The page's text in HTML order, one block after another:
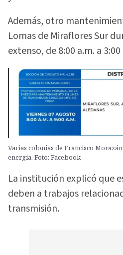
Además, otro
Lomas de Miraflores Sur
extenso, de 8:00 a.m. a
Varias colonias de Francisco
energía. Foto: Facebook
La institución explicó que
deben a trabajos
transmisión.